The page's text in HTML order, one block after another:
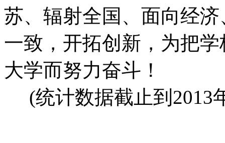
苏、辐射全国、面向经
一致，开拓创新，为把
大学而努力奋斗！
(统计数据截止到2013